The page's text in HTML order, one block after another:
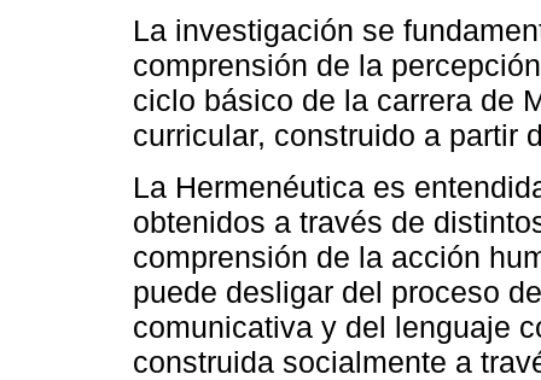
La investigación se
comprensión de la
ciclo básico de la carrera de
curricular, construido a partir
La Hermenéutica es
obtenidos a través de
comprensión de la acción
puede desligar del proceso
comunicativa y del lenguaje
construida socialmente a